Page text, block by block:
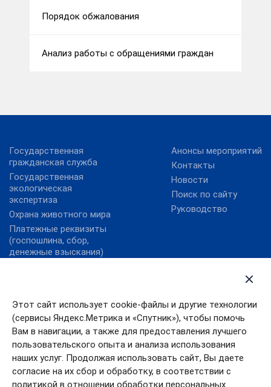
Этот сайт использует cookie-файлы и другие технологии
(сервисы Яндекс.Метрика и «Спутник»), чтобы помочь
Вам в навигации, а также для предоставления лучшего
пользовательского опыта и анализа использования
наших услуг. Продолжая использовать сайт, Вы даете
согласие на их сбор и обработку, в соответствии с
политикой в отношении обработки персональных
Порядок обжалования
Анализ работы с обращениями граждан
Государственная
гражданская служба
Государственная
экологическая
экспертиза
Охрана животного мира
Платежные реквизиты
(госпошлина, сбор,
денежные взыскания)
Анонсы мероприятий
Контакты
Новости
Поиск по сайту
Руководство
Ивановской области
Правовой портал
Минюста России
Работа в России
Правительство РФ
Президент РФ